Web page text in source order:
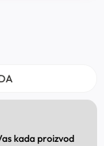
kada proizvod